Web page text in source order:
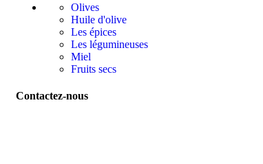
Olives
Huile d'olive
Les épices
Les légumineuses
Miel
Fruits secs
Contactez-nous